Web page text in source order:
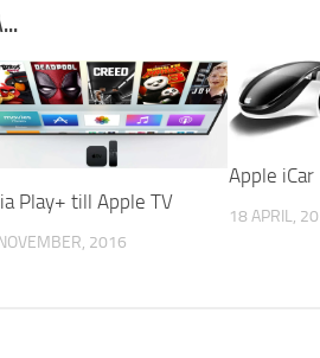
Play+ till Apple TV
2016
Apple iCar
18 APRIL,